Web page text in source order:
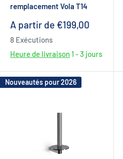
remplacement Vola T14
Prix
réduit
A partir de €199,00
8 Exécutions
Heure de livraison1 - 3 jours
Nouveautés pour 2026